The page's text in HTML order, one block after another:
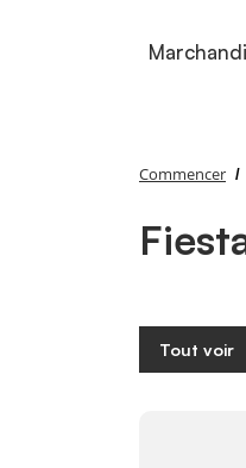
Commencer
Tout voir